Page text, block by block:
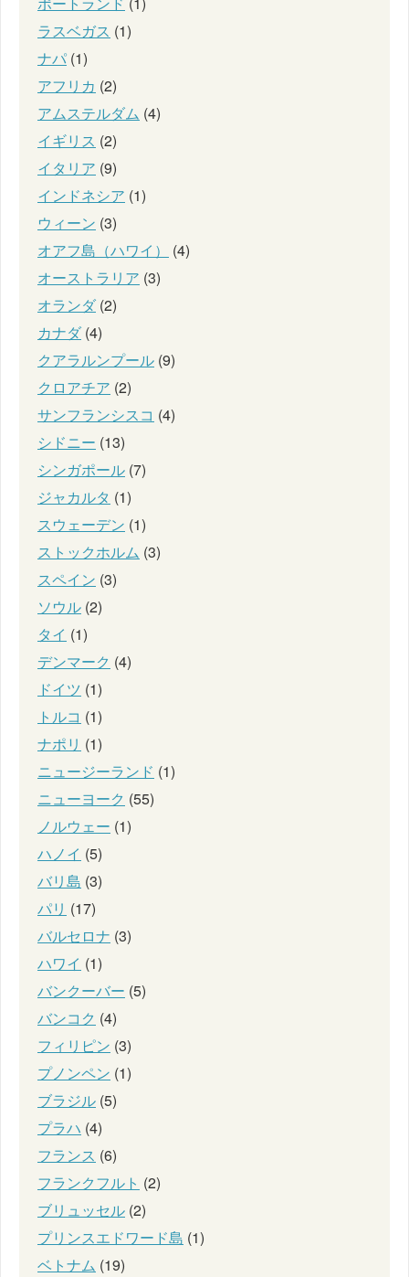
ラスベガス (1)
ナパ (1)
アフリカ (2)
アムステルダム (4)
イギリス (2)
イタリア (9)
インドネシア (1)
ウィーン (3)
オアフ島（ハワイ）
(4)
オーストラリア (3)
オランダ(2)
カナダ(4)
クアラルンプール (9)
クロアチア (2)
サンフランシスコ (4)
シドニー (13)
シンガポール (7)
ジャカルタ (1)
スウェーデン (1)
ストックホルム (3)
スペイン (3)
ソウル (2)
タイ (1)
デンマーク (4)
ドイツ (1)
トルコ (1)
ナポリ (1)
ニュージーランド (1)
ニューヨーク (55)
ノルウェー (1)
ハノイ (5)
バリ島 (3)
パリ (17)
バルセロナ (3)
ハワイ (1)
バンクーバー (5)
バンコク (4)
フィリピン (3)
プノンペン (1)
ブラジル (5)
プラハ (4)
フランス (6)
フランクフルト (2)
ブリュッセル (2)
プリンスエドワード島 (1)
ベトナム (19)